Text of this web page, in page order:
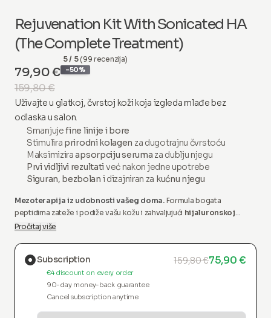
Rejuvenation Kit With Sonicated HA
(The Complete Treatment)
5 / 5(99 recenzija)
159,80 €
79,90 € -50%
Uživajte u glatkoj, čvrstoj koži koja izgleda mlađe bez
odlaska u salon.
Smanjujefine linije i bore
Stimulira prirodni kolagen za dugotrajnu čvrstoću
Maksimiziraapsorpciju seruma za dublju njegu
Prvi vidljivi rezultativeć nakon jedne upotrebe
Siguran, bezbolan i dizajniran za kućnu njegu
Mezoterapija iz udobnosti vašeg doma.Formula bogata
peptidima zateže i podiže vašu kožu i zahvaljujući hijaluronskoj
kiselini ostavlja kožu glatkom, hidriranom i bez mrlja.
Pročitaj više
Subscription
€4 discount on every order
90-day money-back guarantee
Cancel subscription anytime
159,80 €75,90 €